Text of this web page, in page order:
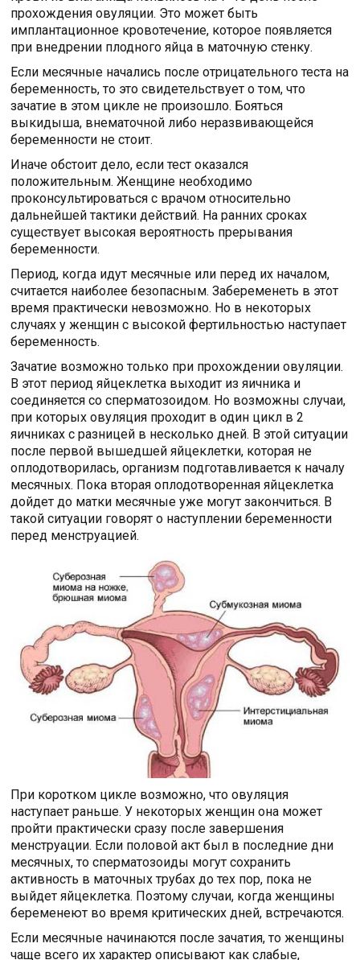
прохождения овуляции. Это может быть
имплантационное кровотечение, которое появляется
при внедрении плодного яйца в маточную стенку.
Если месячные начались после отрицательного теста на
беременность, то это свидетельствует о том, что
зачатие в этом цикле не произошло. Бояться
выкидыша, внематочной либо неразвивающейся
беременности не стоит.
Иначе обстоит дело, если тест оказался
положительным. Женщине необходимо
проконсультироваться с врачом относительно
дальнейшей тактики действий. На ранних сроках
существует высокая вероятность прерывания
беременности.
Период, когда идут месячные или перед их началом,
считается наиболее безопасным. Забеременеть в этот
время практически невозможно. Но в некоторых
случаях у женщин с высокой фертильностью наступает
беременность.
Зачатие возможно только при прохождении овуляции.
В этот период яйцеклетка выходит из яичника и
соединяется со сперматозоидом. Но возможны случаи,
при которых овуляция проходит в один цикл в 2
яичниках с разницей в несколько дней. В этой ситуации
после первой вышедшей яйцеклетки, которая не
оплодотворилась, организм подготавливается к началу
месячных. Пока вторая оплодотворенная яйцеклетка
дойдет до матки месячные уже могут закончиться. В
такой ситуации говорят о наступлении беременности
перед менструацией.
При коротком цикле возможно, что овуляция
наступает раньше. У некоторых женщин она может
пройти практически сразу после завершения
менструации. Если половой акт был в последние дни
месячных, то сперматозоиды могут сохранить
активность в маточных трубах до тех пор, пока не
выйдет яйцеклетка. Поэтому случаи, когда женщины
беременеют во время критических дней, встречаются.
Если месячные начинаются после зачатия, то женщины
чаще всего их характер описывают как слабые,